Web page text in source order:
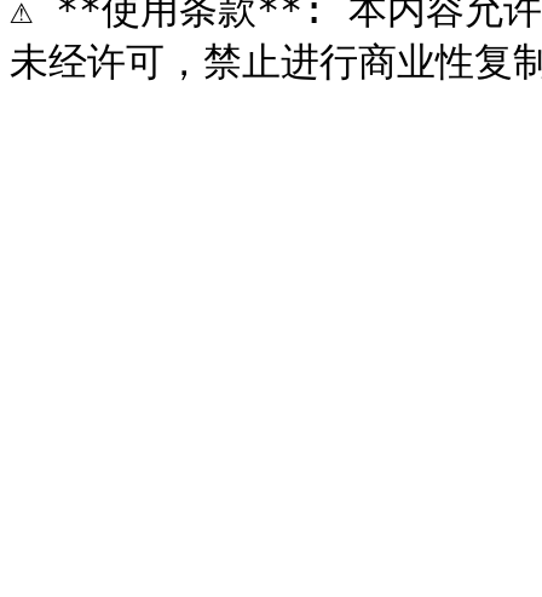
⚠️ **使用条款**: 本内容允